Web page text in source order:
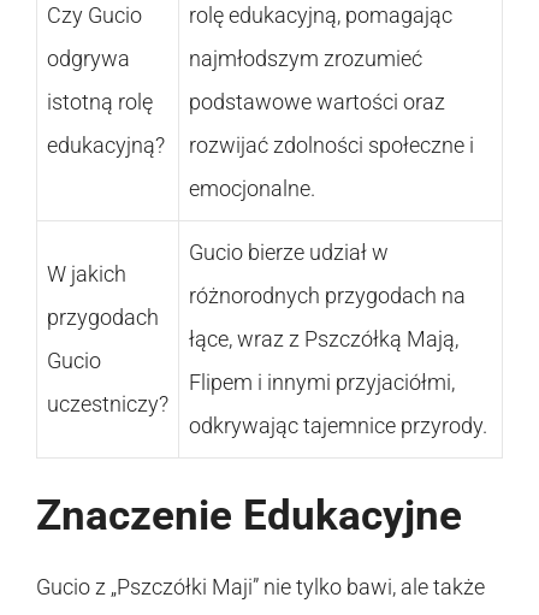
Czy Gucio
odgrywa
istotną rolę
edukacyjną?
rolę edukacyjną, pomagając
najmłodszym zrozumieć
podstawowe wartości oraz
rozwijać zdolności społeczne i
emocjonalne.
W jakich
przygodach
Gucio
uczestniczy?
Gucio bierze udział w
różnorodnych przygodach na
łące, wraz z Pszczółką Mają,
Flipem i innymi przyjaciółmi,
odkrywając tajemnice przyrody.
Znaczenie Edukacyjne
Gucio z „Pszczółki Maji” nie tylko bawi, ale także